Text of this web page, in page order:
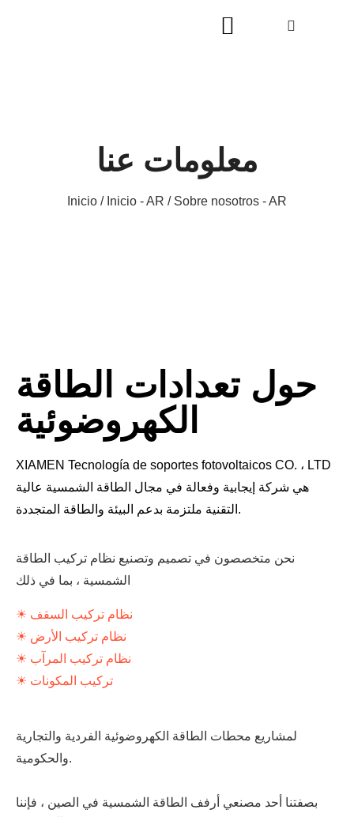
معلومات عنا
Inicio / Inicio - AR / Sobre nosotros - AR
حول تعدادات الطاقة
الكهروضوئية
XIAMEN Tecnología de soportes fotovoltaicos CO. ، LTD
هي شركة إيجابية وفعالة في مجال الطاقة الشمسية عالية
التقنية ملتزمة بدعم البيئة والطاقة المتجددة.
نحن متخصصون في تصميم وتصنيع نظام تركيب الطاقة
الشمسية ، بما في ذلك
☀ نظام تركيب السقف
☀ نظام تركيب الأرض
☀ نظام تركيب المرآب
☀ تركيب المكونات
لمشاريع محطات الطاقة الكهروضوئية الفردية والتجارية
والحكومية.
بصفتنا أحد مصنعي أرفف الطاقة الشمسية في الصين ، فإننا